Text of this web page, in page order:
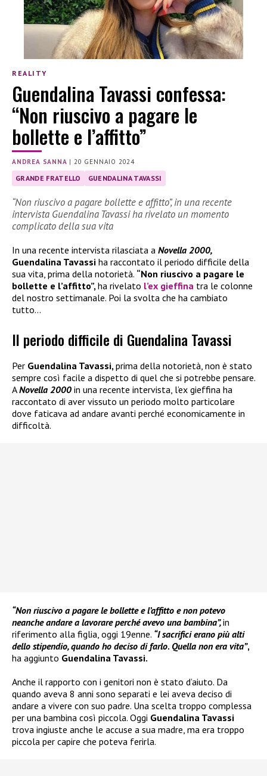
REALITY
Guendalina Tavassi confessa:
“Non riuscivo a pagare le
bollette e l’affitto”
ANDREA SANNA |20 GENNAIO 2024
GRANDE FRATELLO GUENDALINA TAVASSI
“Non riuscivo a pagare bollette e affitto”, in una recente
intervista Guendalina Tavassi ha rivelato un momento
complicato della sua vita
In una recente intervista rilasciata a Novella 2000,
Guendalina Tavassi ha raccontato il periodo difficile della
sua vita, prima della notorietà. “Non riuscivo a pagare le
bollette e l’affitto”,ha rivelato l’ex gieffina tra le colonne
del nostro settimanale. Poi la svolta che ha cambiato
tutto…
Il periodo difficile di Guendalina Tavassi
Per Guendalina Tavassi,prima della notorietà, non è stato
sempre così facile a dispetto di quel che si potrebbe pensare.
ANovella 2000 in una recente intervista, l’ex gieffina ha
raccontato di aver vissuto un periodo molto particolare
dove faticava ad andare avanti perché economicamente in
difficoltà.
“Non riuscivo a pagare le bollette e l’affitto e non potevo
neanche andare a lavorare perché avevo una bambina”,in
riferimento alla figlia, oggi 19enne. “I sacrifici erano più alti
dello stipendio, quando ho deciso di farlo. Quella non era vita”,
ha aggiunto Guendalina Tavassi.
Anche il rapporto con i genitori non è stato d’aiuto. Da
quando aveva 8 anni sono separati e lei aveva deciso di
andare a vivere con suo padre. Una scelta troppo complessa
per una bambina così piccola. Oggi Guendalina Tavassi
trova ingiuste anche le accuse a sua madre, ma era troppo
piccola per capire che poteva ferirla.